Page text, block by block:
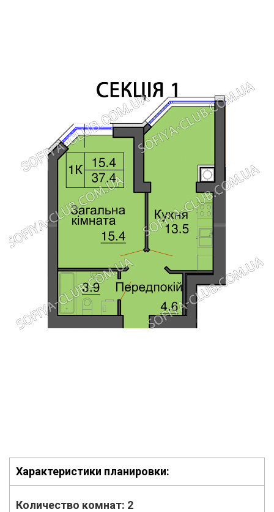
Характеристики планировки:
Количество комнат: 2